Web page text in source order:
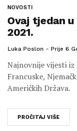
NOVOSTI
Ovaj tjedan u
2021.
Luka Poslon Prije 6
Najnovnije vijesti
Francuske,
Američkih Država.
PROČITAJ VIŠE